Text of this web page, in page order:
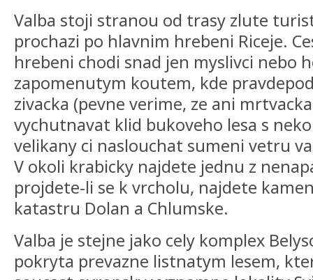
Valba stoji stranou od trasy zlute
prochazi po hlavnim hrebeni Riceje.
hrebeni chodi snad jen myslivci nebo
zapomenutym koutem, kde
zivacka (pevne verime, ze ani
vychutnavat klid bukoveho lesa s
velikany ci naslouchat sumeni vetru
V okoli krabicky najdete jednu z
projdete-li se k vrcholu, najdete
katastru Dolan a Chlumske.
Valba je stejne jako cely komplex
pokryta prevazne listnatym lesem,